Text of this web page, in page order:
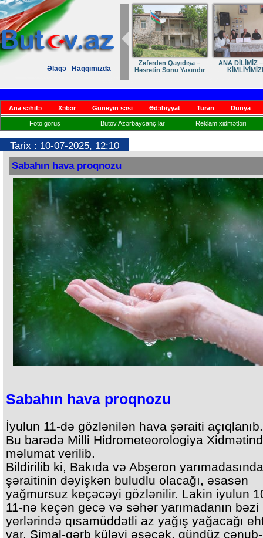
Əlaqə Haqqımızda
Zəfərdən Qayıdışa –
Həsrətin Sonu Yaxındır
ANA DİLİMİZ
Ana səhifə Xəbər Güneyin səsi Ədəbiyyat Turan Dünya
Foto görüş Bütöv Azərbaycançılar Reklam xidmətləri
Tarix : 10-07-2025, 12:10
Sabahın hava proqnozu
Sabahın hava proqnozu
İyulun 11-də gözlənilən hava şəraiti açıqlanıb.
Bu barədə Milli Hidrometeorologiya
məlumat verilib.
Bildirilib ki, Bakıda və Abşeron
şəraitinin dəyişkən buludlu olacağı, əsasən
yağmursuz keçəcəyi gözlənilir. Lakin iyulun
11-nə keçən gecə və səhər yarımadanın bəzi
yerlərində qısamüddətli az yağış yağacağı
var. Şimal-qərb küləyi əsəcək, gündüz